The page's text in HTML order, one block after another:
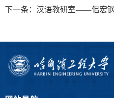
下一条： 汉语教研室——佀宏钢